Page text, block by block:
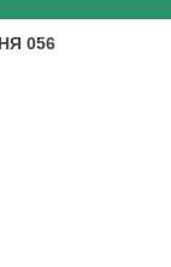
056